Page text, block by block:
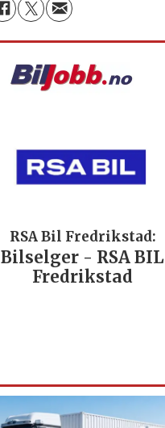
RSA Bil Fredrikstad:
Bilselger - RSA BIL
Fredrikstad